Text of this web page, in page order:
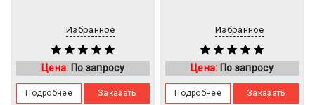
Избранное
Цена: По запросу
Подробнее Заказать
Избранное
Цена: По запросу
Подробнее Заказать